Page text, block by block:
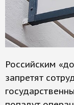
Российским
запретят